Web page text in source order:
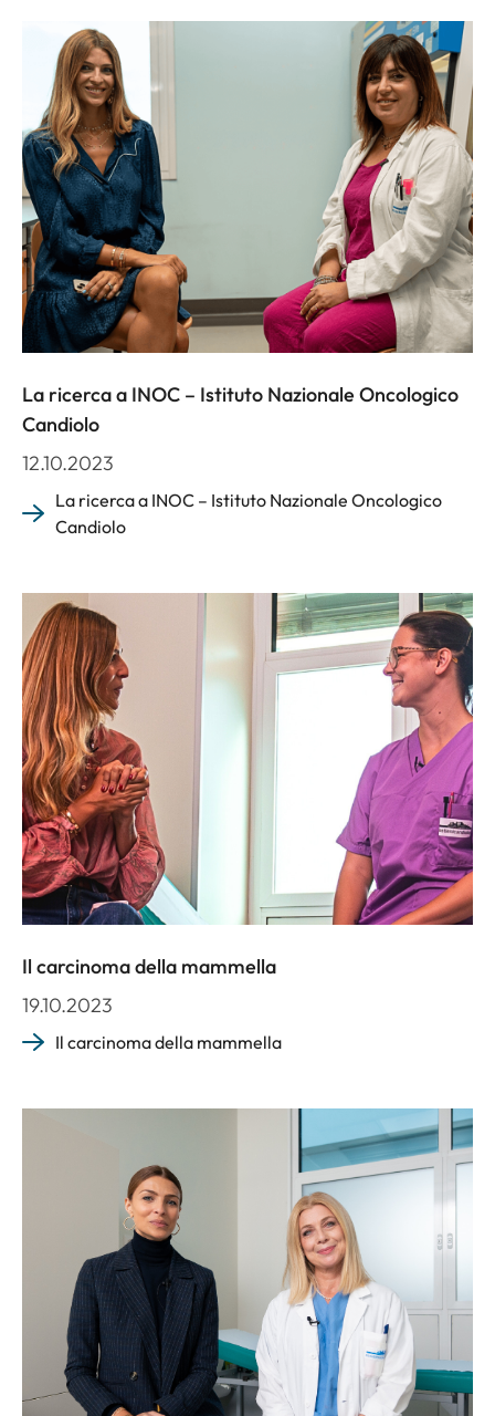
La ricerca a INOC – Istituto Nazionale Oncologico
Candiolo
12.10.2023
La ricerca a INOC – Istituto Nazionale Oncologico
Candiolo
Il carcinoma della mammella
19.10.2023
Il carcinoma della mammella